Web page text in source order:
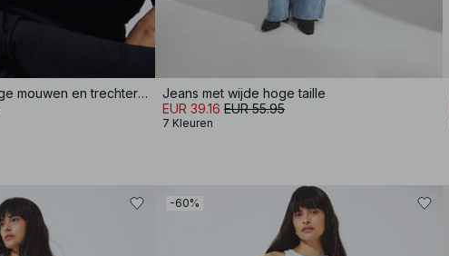
Soft Line top met lange mouwen en trechterhals
Jeans met wijde hoge taille
EUR 39.16 EUR 55.95
7 Kleuren
-60%